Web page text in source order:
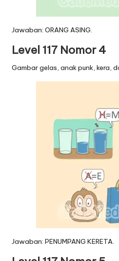
Jawaban: ORANG ASING.
Level 117 Nomor 4
Gambar gelas, anak punk, kera,
Jawaban: PENUMPANG KERETA.